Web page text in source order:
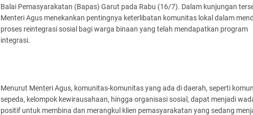
Balai Pemasyarakatan (Bapas) Garut pada Rabu (16/7). Dalam kunjungan
Menteri Agus menekankan pentingnya keterlibatan komunitas lokal dalam
proses reintegrasi sosial bagi warga binaan yang telah mendapatkan program
integrasi.
Menurut Menteri Agus, komunitas-komunitas yang ada di daerah, seperti
sepeda, kelompok kewirausahaan, hingga organisasi sosial, dapat menjadi
positif untuk membina dan merangkul klien pemasyarakatan yang sedang